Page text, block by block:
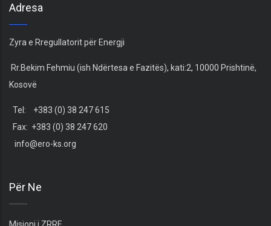
Adresa
Zyra e Rregullatorit për Energji
Rr.Bekim Fehmiu (ish Ndërtesa e Fazitës), kati:2, 10000 Prishtinë,
Kosovë
Tel: +383 (0) 38 247 615
Fax: +383 (0) 38 247 620
info@ero-ks.org
Për Ne
Misioni i ZRRE